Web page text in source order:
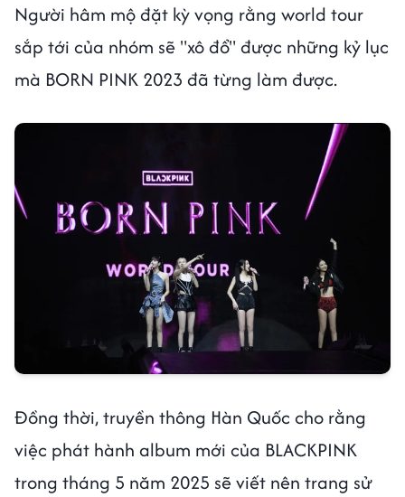
Người hâm mộ đặt kỳ vọng rằng world tour
sắp tới của nhóm sẽ "xô đổ" được những kỷ lục
mà BORN PINK 2023 đã từng làm được.
Đồng thời, truyền thông Hàn Quốc cho rằng
việc phát hành album mới của BLACKPINK
trong tháng 5 năm 2025 sẽ viết nên trang sử